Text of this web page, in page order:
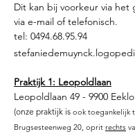
Dit kan bij voorkeur via het
via e-mail of telefonisch.
tel: 0494.68.95.94
Praktijk 1: Leopoldlaan
Leopoldlaan 49 - 9900 Eeklo
(onze praktijk is ook toegankelijk
Brugsesteenweg 20, oprit rechts